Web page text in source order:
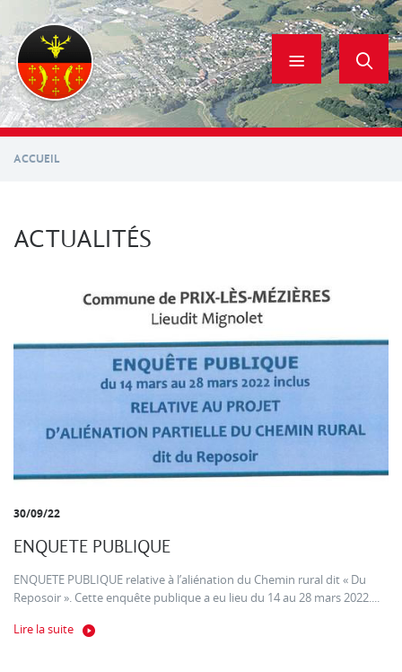
contenu
principal
ACCUEIL
ACTUALITÉS
30/09/22
ENQUETE PUBLIQUE
ENQUETE PUBLIQUE relative à l’aliénation du Chemin rural dit « Du
Reposoir ». Cette enquête publique a eu lieu du 14 au 28 mars 2022....
Lire la suite